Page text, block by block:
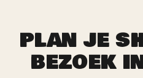
PLAN JE
BEZOEK